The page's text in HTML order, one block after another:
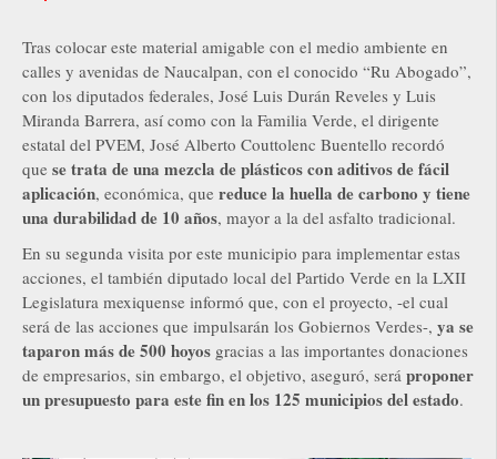
Tras colocar este material amigable con el medio ambiente en
calles y avenidas de Naucalpan, con el conocido “Ru Abogado”,
con los diputados federales, José Luis Durán Reveles y Luis
Miranda Barrera, así como con la Familia Verde, el dirigente
estatal del PVEM, José Alberto Couttolenc Buentello recordó
que se trata de una mezcla de plásticos con aditivos de fácil
aplicación, económica, que reduce la huella de carbono y tiene
una durabilidad de 10 años, mayor a la del asfalto tradicional.
En su segunda visita por este municipio para implementar estas
acciones, el también diputado local del Partido Verde en la LXII
Legislatura mexiquense informó que, con el proyecto, -el cual
será de las acciones que impulsarán los Gobiernos Verdes-, ya se
taparon más de 500 hoyos gracias a las importantes donaciones
de empresarios, sin embargo, el objetivo, aseguró, será proponer
un presupuesto para este fin en los 125 municipios del estado.